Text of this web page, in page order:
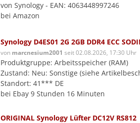
von Synology - EAN: 4063448997246
bei Amazon
Synology D4ES01 2G 2GB DDR4 ECC
von marcnesium2001 seit 02.08.2026, 17:30 Uhr
Produktgruppe: Arbeitsspeicher (RAM)
Zustand: Neu: Sonstige (siehe
Standort: 41*** DE
bei Ebay 9 Stunden 16 Minuten
ORIGINAL Synology Lüfter DC12V RS812